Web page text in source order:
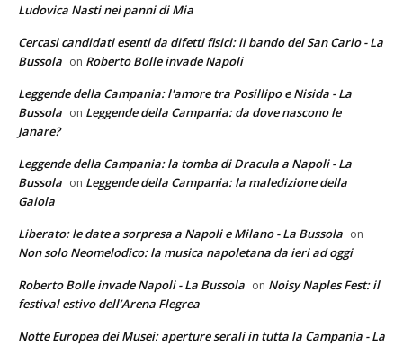
Ludovica Nasti nei panni di Mia
Cercasi candidati esenti da difetti fisici: il bando del San Carlo - La
Bussola on Roberto Bolle invade Napoli
Leggende della Campania: l'amore tra Posillipo e Nisida - La
Bussola on Leggende della Campania: da dove nascono le
Janare?
Leggende della Campania: la tomba di Dracula a Napoli - La
Bussola on Leggende della Campania: la maledizione della
Gaiola
Liberato: le date a sorpresa a Napoli e Milano - La Bussola on
Non solo Neomelodico: la musica napoletana da ieri ad oggi
Roberto Bolle invade Napoli - La Bussola on Noisy Naples Fest: il
festival estivo dell’Arena Flegrea
Notte Europea dei Musei: aperture serali in tutta la Campania - La